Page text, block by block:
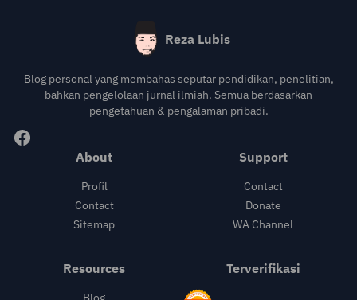
Reza Lubis
Blog personal yang membahas seputar pendidikan, penelitian,
bahkan pengelolaan jurnal ilmiah. Semua berdasarkan
pengetahuan & pengalaman pribadi.
About
Profil
Contact
Sitemap
Support
Contact
Donate
WA Channel
Resources Terverifikasi